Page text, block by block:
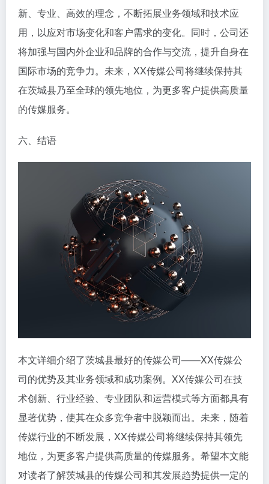
新、专业、高效的理念，不断拓展业务领域和技术应
用，以应对市场变化和客户需求的变化。同时，公司还
将加强与国内外企业和品牌的合作与交流，提升自身在
国际市场的竞争力。未来，XX传媒公司将继续保持其
在茨城县乃至全球的领先地位，为更多客户提供高质量
的传媒服务。
六、结语
本文详细介绍了茨城县最好的传媒公司——XX传媒公
司的优势及其业务领域和成功案例。XX传媒公司在技
术创新、行业经验、专业团队和运营模式等方面都具有
显著优势，使其在众多竞争者中脱颖而出。未来，随着
传媒行业的不断发展，XX传媒公司将继续保持其领先
地位，为更多客户提供高质量的传媒服务。希望本文能
对读者了解茨城县的传媒公司和其发展趋势提供一定的